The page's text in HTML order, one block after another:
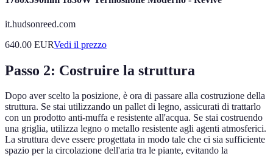
it.hudsonreed.com
640.00 EURVedi il prezzo
Passo 2: Costruire la struttura
Dopo aver scelto la posizione, è ora di passare alla costruzione della
struttura. Se stai utilizzando un pallet di legno, assicurati di trattarlo
con un prodotto anti-muffa e resistente all'acqua. Se stai costruendo
una griglia, utilizza legno o metallo resistente agli agenti atmosferici.
La struttura deve essere progettata in modo tale che ci sia sufficiente
spazio per la circolazione dell'aria tra le piante, evitando la